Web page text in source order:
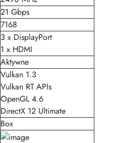
21 Gbps
7168
3 x DisplayPort
1 x HDMI
Aktywne
Vulkan 1.3
Vulkan RT APIs
OpenGL 4.6
DirectX 12 Ultimate
Box